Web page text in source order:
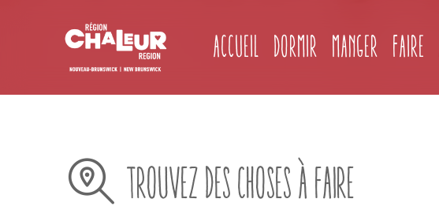
Accueil Dormir Manger Faire
TROUVEZ DES CHOSES À FAIRE